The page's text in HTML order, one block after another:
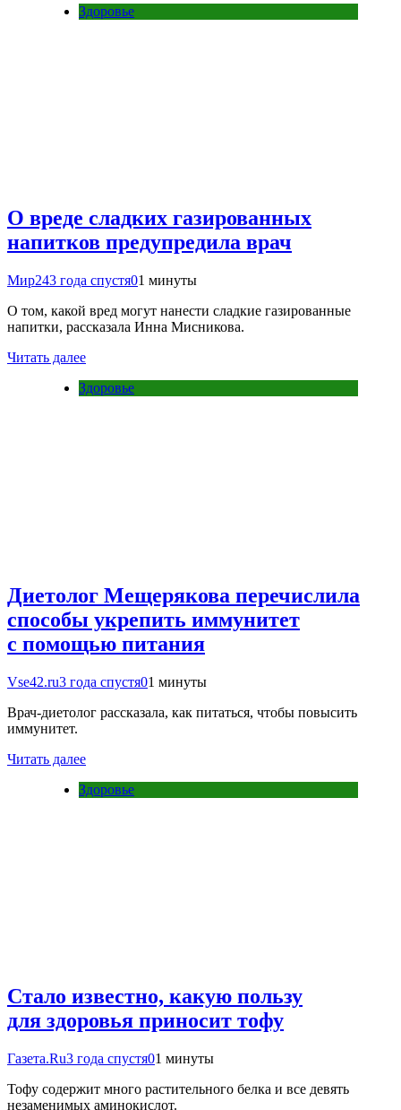
Здоровье
О вреде сладких газированных
напитков предупредила врач
Мир243 года спустя01 минуты
О том, какой вред могут нанести сладкие газированные
напитки, рассказала Инна Мисникова.
Читать далее
Здоровье
Диетолог Мещерякова перечислила
способы укрепить иммунитет
с помощью питания
Vse42.ru3 года спустя01 минуты
Врач-диетолог рассказала, как питаться, чтобы повысить
иммунитет.
Читать далее
Здоровье
Стало известно, какую пользу
для здоровья приносит тофу
Газета.Ru3 года спустя01 минуты
Тофу содержит много растительного белка и все девять
незаменимых аминокислот.